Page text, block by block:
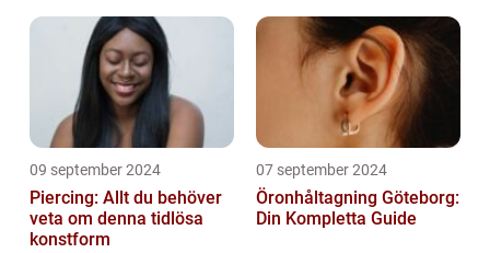
09 september 2024
Piercing: Allt du behöver
veta om denna tidlösa
konstform
07 september 2024
Öronhåltagning Göteborg:
Din Kompletta Guide